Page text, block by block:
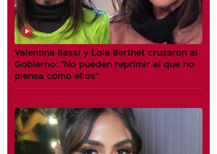
Valentina Bassi y Lola Berthet cruzaron al
Gobierno: "No pueden reprimir al que no
piensa como ellos"